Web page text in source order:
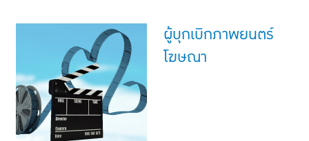
แบบประกันที่เหมาะกับช่วงอายุ
เปรียบเทียบแบบประกัน
เลือกแบบประกันที่เหมาะกับคุณ
TL Learning Center
ผู้บุกเบิกภาพยนตร์
โฆษณา